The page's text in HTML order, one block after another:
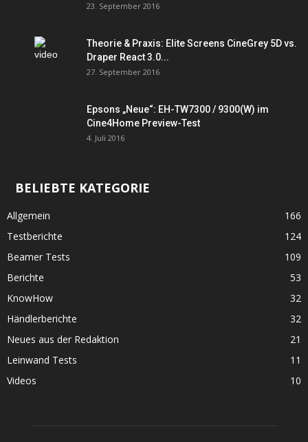
23. September 2016
Theorie & Praxis: Elite Screens CineGrey 5D vs.
Draper React 3.0...
27. September 2016
Epsons „Neue“: EH-TW7300 / 9300(W) im
Cine4Home Preview-Test
4. Juli 2016
BELIEBTE KATEGORIE
Allgemein
166
Testberichte
124
Beamer Tests
109
Berichte
53
KnowHow
32
Händlerberichte
32
Neues aus der Redaktion
21
Leinwand Tests
11
Videos
10